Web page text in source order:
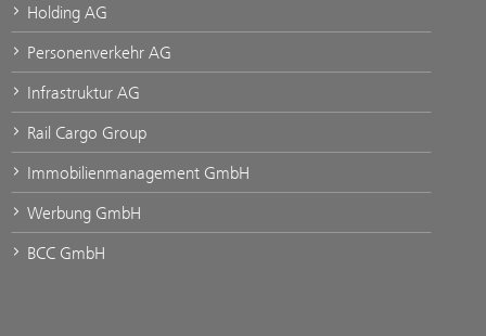
Holding AG
Personenverkehr AG
Infrastruktur AG
Rail Cargo Group
Immobilienmanagement GmbH
Werbung GmbH
BCC GmbH